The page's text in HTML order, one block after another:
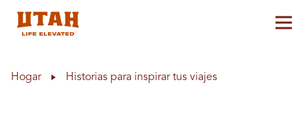
Hogar Historias para inspirar tus viajes